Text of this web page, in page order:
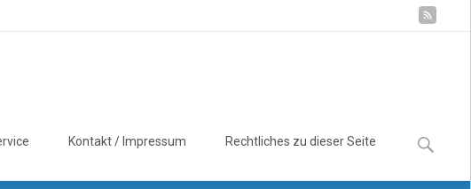
Kontakt / Impressum Rechtliches zu dieser Seite
Suchen
nach: